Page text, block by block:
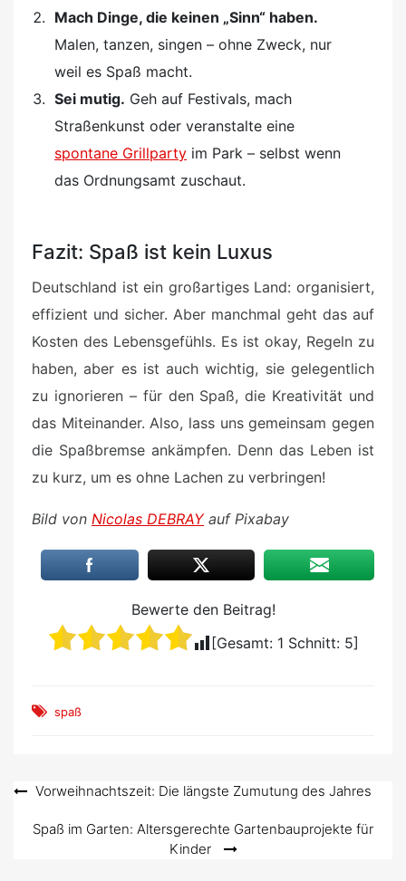
Mach Dinge, die keinen „Sinn“ haben.
Malen, tanzen, singen – ohne Zweck, nur
weil es Spaß macht.
Sei mutig. Geh auf Festivals, mach
Straßenkunst oder veranstalte eine
spontane Grillparty im Park – selbst wenn
das Ordnungsamt zuschaut.
Fazit: Spaß ist kein Luxus
Deutschland ist ein großartiges Land: organisiert,
effizient und sicher. Aber manchmal geht das auf
Kosten des Lebensgefühls. Es ist okay, Regeln zu
haben, aber es ist auch wichtig, sie gelegentlich
zu ignorieren – für den Spaß, die Kreativität und
das Miteinander. Also, lass uns gemeinsam gegen
die Spaßbremse ankämpfen. Denn das Leben ist
zu kurz, um es ohne Lachen zu verbringen!
Bild von Nicolas DEBRAYauf Pixabay
Bewerte den Beitrag!
[Gesamt: 1 Schnitt: 5]
spaß
Beitragsnavigation
Vorweihnachtszeit: Die längste Zumutung des Jahres
Spaß im Garten: Altersgerechte Gartenbauprojekte für
Kinder